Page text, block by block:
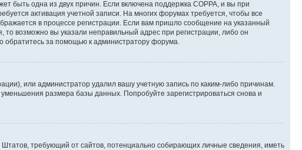
быть одна из двух причин. Если включена поддержка COPPA, и вы при
активация учетной записи. На многих форумах требуется, чтобы все
в процессе регистрации. Если вам пришло сообщение на указанный
возможно вы указали неправильный адрес при регистрации, либо он
обратитесь за помощью к администратору форума.
или администратор удалил вашу учетную запись по каким-либо причинам.
размера базы данных. Попробуйте зарегистрироваться снова и
требующий от сайтов, потенциально собирающих личные сведения, иметь